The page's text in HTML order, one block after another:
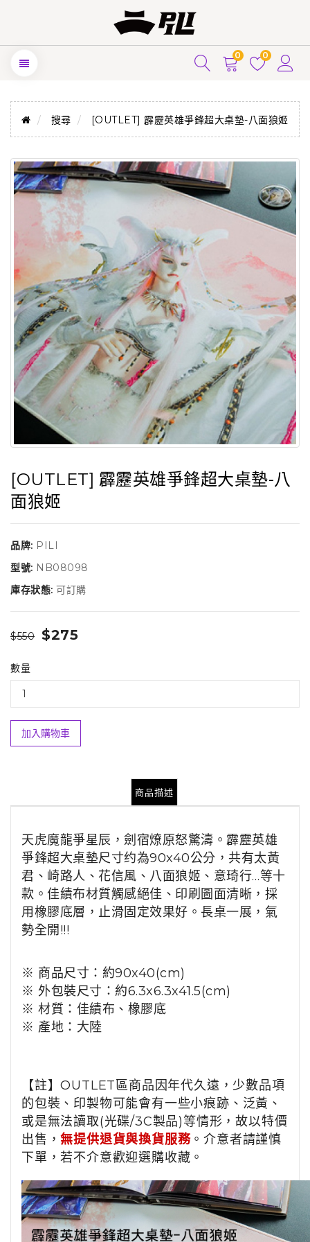
0 0
搜尋 [OUTLET] 霹靂英雄爭鋒超大桌墊-八面狼姬
[OUTLET] 霹靂英雄爭鋒超大桌墊-八
面狼姬
品牌: PILI
型號: NB08098
庫存狀態: 可訂購
$550 $275
數量
加入購物車
商品描述
天虎魔龍爭星辰，劍宿燎原怒驚濤。 霹靂英雄
爭鋒超大桌墊尺寸约為90x40公分，共有太黃
君、崎路人、花信風、八面狼姬、意琦行…等十
款。 佳績布材質觸感絕佳、印刷圖面清晰，採
用橡膠底層，止滑固定效果好。 長桌一展，氣
勢全開!!!
※ 商品尺寸：約90x40(cm)
※ 外包裝尺寸：約6.3x6.3x41.5(cm)
※ 材質：佳績布、橡膠底
※ 產地：大陸
【註】OUTLET區商品因年代久遠，少數品項
的包裝、印製物可能會有一些小痕跡、泛黃、
或是無法讀取(光碟/3C製品)等情形，故以特價
出售，無提供退貨與換貨服務。介意者請謹慎
下單，若不介意歡迎選購收藏。